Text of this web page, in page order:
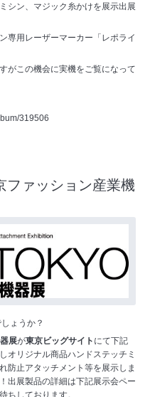
シン、マジック糸かけを展示出展
専用レーザーマーカー「レポライ
がこの機会に実機をご覧になって
319506
ファッション産業機
ょうか？
展が東京ビッグサイト にて下記
オリジナル商品ハンドステッチミ
防止アタッチメント等を展示しま
出展製品の詳細は下記展示会ペー
ちしております。